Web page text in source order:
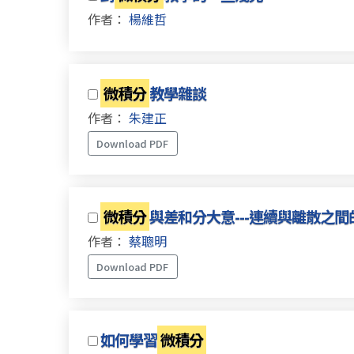
作者： 楊維哲
微積分教學雜談
作者： 朱建正
Download PDF
微積分與差和分大意---連續與離散之間
作者： 蔡聰明
Download PDF
如何學習微積分